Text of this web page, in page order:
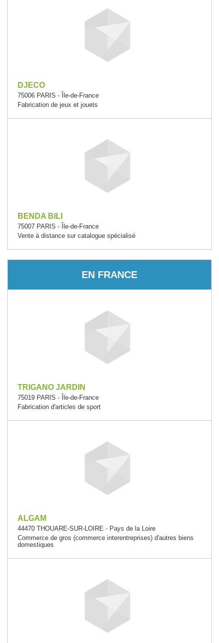
DJECO
75006 PARIS - Île-de-France
Fabrication de jeux et jouets
BENDA BILI
75007 PARIS - Île-de-France
Vente à distance sur catalogue spécialisé
EN FRANCE
TRIGANO JARDIN
75019 PARIS - Île-de-France
Fabrication d'articles de sport
ALGAM
44470 THOUARE-SUR-LOIRE - Pays de la Loire
Commerce de gros (commerce interentreprises) d'autres biens
domestiques